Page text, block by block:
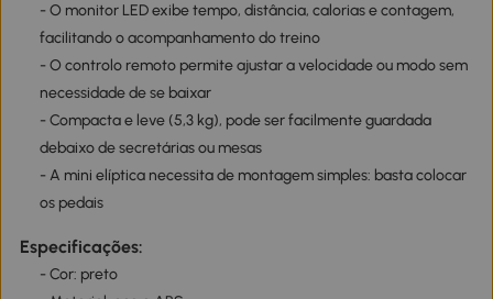
- O monitor LED exibe tempo, distância, calorias e contagem,
facilitando o acompanhamento do treino
- O controlo remoto permite ajustar a velocidade ou modo sem
necessidade de se baixar
- Compacta e leve (5,3 kg), pode ser facilmente guardada
debaixo de secretárias ou mesas
- A mini elíptica necessita de montagem simples: basta colocar
os pedais
Especificações:
- Cor: preto